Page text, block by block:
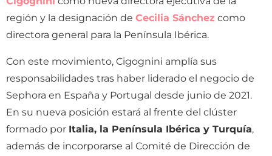
región y la designación de Cecilia Sánchez como
directora general para la Península Ibérica.
Con este movimiento, Cigognini amplía sus
responsabilidades tras haber liderado el negocio de
Sephora en España y Portugal desde junio de 2021.
En su nueva posición estará al frente del clúster
formado por Italia, la Península Ibérica y Turquía,
además de incorporarse al Comité de Dirección de